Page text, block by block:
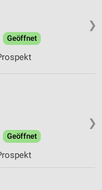
❯
Geöffnet
❯
Geöffnet